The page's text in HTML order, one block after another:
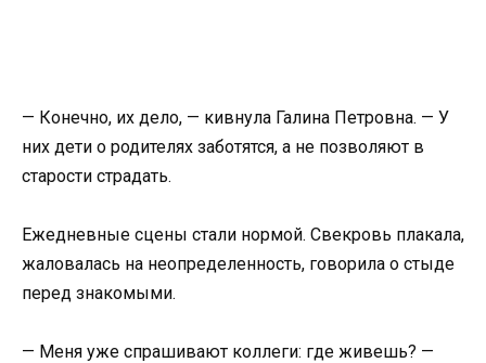
— Конечно, их дело, — кивнула Галина Петровна. — У
них дети о родителях заботятся, а не позволяют в
старости страдать.
Ежедневные сцены стали нормой. Свекровь плакала,
жаловалась на неопределенность, говорила о стыде
перед знакомыми.
— Меня уже спрашивают коллеги: где живешь? —